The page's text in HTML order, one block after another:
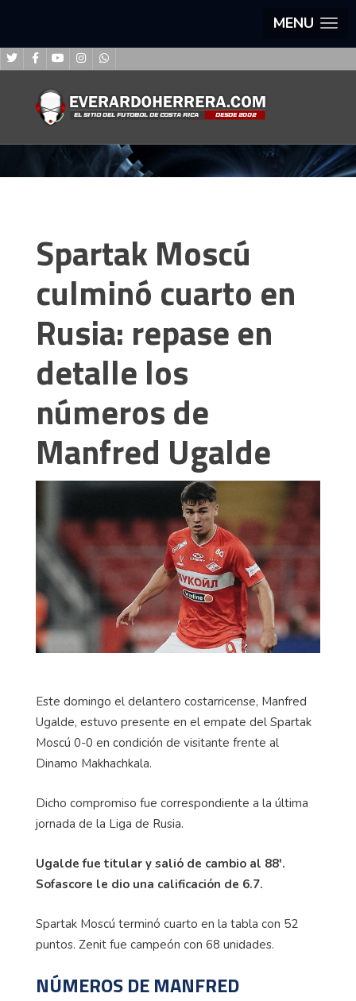
MENU
Spartak Moscú
culminó cuarto en
Rusia: repase en
detalle los
números de
Manfred Ugalde
Este domingo el delantero costarricense, Manfred
Ugalde, estuvo presente en el empate del Spartak
Moscú 0-0 en condición de visitante frente al
Dinamo Makhachkala.
Dicho compromiso fue correspondiente a la última
jornada de la Liga de Rusia.
Ugalde fue titular y salió de cambio al 88'.
Sofascore le dio una calificación de 6.7.
Spartak Moscú terminó cuarto en la tabla con 52
puntos. Zenit fue campeón con 68 unidades.
NÚMEROS DE MANFRED